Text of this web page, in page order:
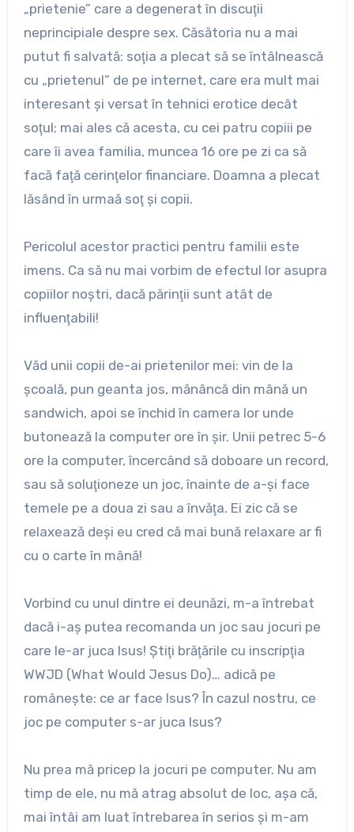
„prietenie” care a degenerat în discuţii
neprincipiale despre sex. Căsătoria nu a mai
putut fi salvată: soţia a plecat să se întâlnească
cu „prietenul” de pe internet, care era mult mai
interesant şi versat în tehnici erotice decât
soţul; mai ales că acesta, cu cei patru copiii pe
care îi avea familia, muncea 16 ore pe zi ca să
facă faţă cerinţelor financiare. Doamna a plecat
lăsând în urmaă soţ şi copii.
Pericolul acestor practici pentru familii este
imens. Ca să nu mai vorbim de efectul lor asupra
copiilor noştri, dacă părinţii sunt atât de
influenţabili!
Văd unii copii de-ai prietenilor mei: vin de la
şcoală, pun geanta jos, mănâncă din mână un
sandwich, apoi se închid în camera lor unde
butonează la computer ore în şir. Unii petrec 5-6
ore la computer, încercând să doboare un record,
sau să soluţioneze un joc, înainte de a-şi face
temele pe a doua zi sau a învăţa. Ei zic că se
relaxează deşi eu cred că mai bună relaxare ar fi
cu o carte în mână!
Vorbind cu unul dintre ei deunăzi, m-a întrebat
dacă i-aş putea recomanda un joc sau jocuri pe
care le-ar juca Isus! Ştiţi brăţările cu inscripţia
WWJD (What Would Jesus Do)… adică pe
româneşte: ce ar face Isus? În cazul nostru, ce
joc pe computer s-ar juca Isus?
Nu prea mă pricep la jocuri pe computer. Nu am
timp de ele, nu mă atrag absolut de loc, aşa că,
mai întâi am luat întrebarea în serios şi m-am